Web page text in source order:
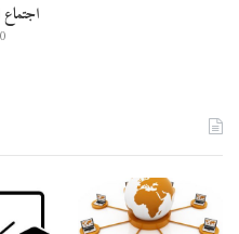
اجتماع